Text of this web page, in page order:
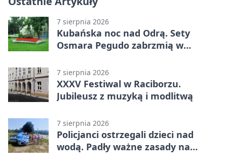
7 sierpnia 2026
Kubańska noc nad Odrą. Sety
Osmara Pegudo zabrzmią w
7 sierpnia 2026
XXXV Festiwal w Raciborzu.
Jubileusz z muzyką i modlitwą
7 sierpnia 2026
Policjanci ostrzegali dzieci nad
wodą. Padły ważne zasady na